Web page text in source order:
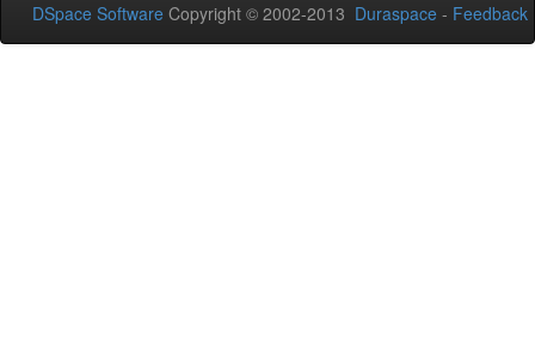
DSpace Software Copyright © 2002-2013 Duraspace - Feedback